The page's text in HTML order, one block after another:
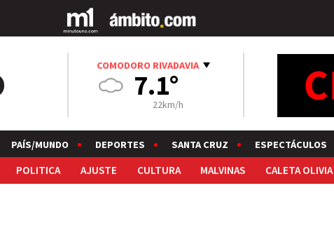
COMODORO RIVADAVIA
7.1°
22km/h
PAÍS/MUNDO DEPORTES SANTA CRUZ ESPECTÁCULOS
POLITICA AJUSTE CULTURA MALVINAS CALETA OLIVIA